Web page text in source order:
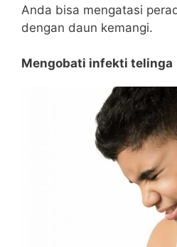
Anda bisa mengatasi
dengan daun kemangi.
Mengobati infekti telinga